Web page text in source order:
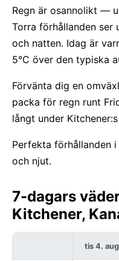
Regn är osannolikt —
Torra förhållanden ser
och natten. Idag är
5°C över den typiska
Förvänta dig en
packa för regn runt
långt under
Perfekta förhållanden
och njut.
7-dagars
Kitchener,
tis 4.